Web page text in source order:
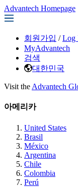
Advantech Homepage
회원가입 / Log
MyAdvantech
검색
대한민국
Visit the Advantech
아메리카
United States
Brasil
México
Argentina
Chile
Colombia
Perú